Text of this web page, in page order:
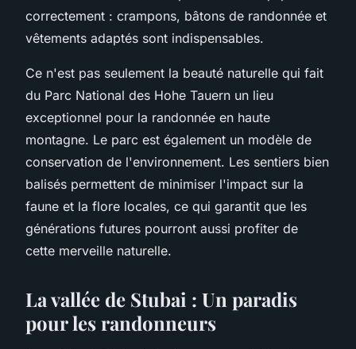
correctement : crampons, bâtons de randonnée et
vêtements adaptés sont indispensables.
Ce n'est pas seulement la beauté naturelle qui fait
du Parc National des Hohe Tauern un lieu
exceptionnel pour la randonnée en haute
montagne. Le parc est également un modèle de
conservation de l'environnement. Les sentiers bien
balisés permettent de minimiser l'impact sur la
faune et la flore locales, ce qui garantit que les
générations futures pourront aussi profiter de
cette merveille naturelle.
La vallée de Stubai : Un paradis
pour les randonneurs